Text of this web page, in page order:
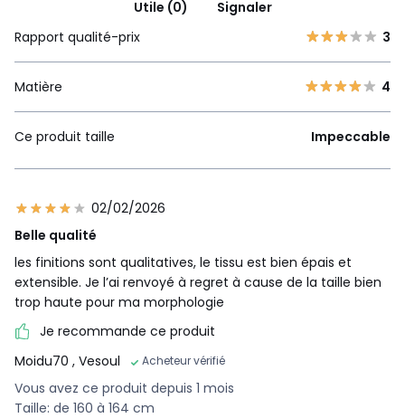
Utile (0)
Signaler
Rapport qualité-prix
3
Matière 4
Ce produit taille Impeccable
02/02/2026
Belle qualité
les finitions sont qualitatives, le tissu est bien épais et
extensible. Je l’ai renvoyé à regret à cause de la taille bien
trop haute pour ma morphologie
Je recommande ce produit
Moidu70 , Vesoul Acheteur vérifié
Vous avez ce produit depuis 1 mois
Taille: de 160 à 164 cm